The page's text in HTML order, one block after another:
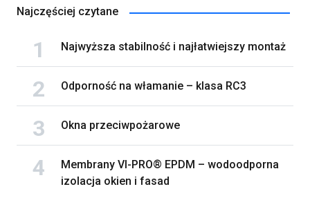
Najczęściej czytane
Najwyższa stabilność i najłatwiejszy montaż
Odporność na włamanie – klasa RC3
Okna przeciwpożarowe
Membrany VI-PRO® EPDM – wodoodporna
izolacja okien i fasad